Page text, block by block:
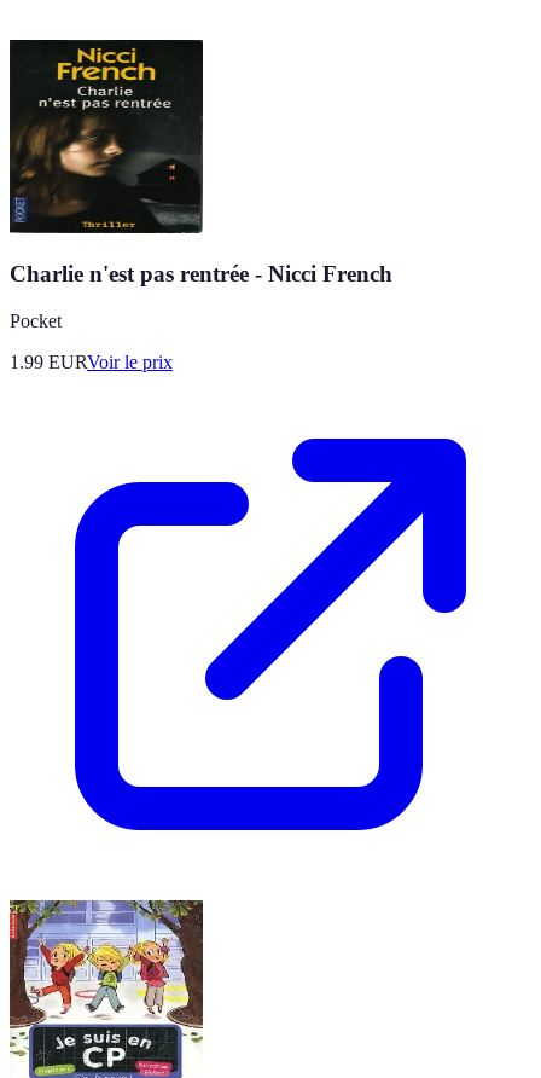
Charlie n'est pas rentrée - Nicci French
Pocket
1.99 EURVoir le prix